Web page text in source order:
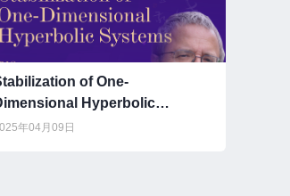
of One-
Hyperbolic
年04月09日